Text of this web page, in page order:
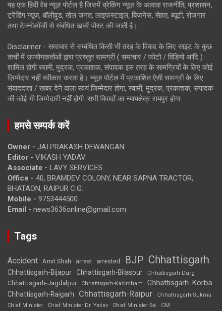
यह एक हिंदी वेब न्यूज़ पोर्टल है जिसमें ब्रेकिंग न्यूज़ के अलावा राजनीति, प्रशासन,
ट्रेंडिंग न्यूज, बॉलीवुड, खेल जगत, लाइफस्टाइल, बिजनेस, सेहत, ब्यूटी, रोजगार
तथा टेक्नोलॉजी से संबंधित खबरें पोस्ट की जाती है।
Disclaimer - समाचार से सम्बंधित किसी भी तरह के विवाद के लिए साइट के कुछ
तत्वों में उपयोगकर्ताओं द्वारा प्रस्तुत सामग्री ( समाचार / फोटो / विडियो आदि )
शामिल होगी स्वामी, मुद्रक, प्रकाशक, संपादक इस तरह के सामग्रियों के लिए कोई
ज़िम्मेदार नहीं स्वीकार करता है। न्यूज़ पोर्टल में प्रकाशित ऐसी सामग्री के लिए
संवाददाता / खबर देने वाला स्वयं जिम्मेदार होगा, स्वामी, मुद्रक, प्रकाशक, संपादक
की कोई भी जिम्मेदारी नहीं होगी. सभी विवादों का न्यायक्षेत्र रायपुर होगा
हमसे सम्पर्क करें
Owner - JAI PRAKASH DEWANGAN
Editor - VIKASH YADAV
Associate - LAVY SERVICES
Office - 40, BRAMDEV COLONY, NEAR SAPNA TRACTOR,
BHATAON, RAIPUR C.G.
Mobile - 9753444500
Email - news3636online@gmail.com
Tags
Accident Amit Shah arrest arrested BJP Chhattisgarh
Chhattisgarh-Bijapur Chhattisgarh-Bilaspur Chhattisgarh-Durg
Chhattisgarh-Jagdalpur Chhattisgarh-Kabirdham Chhattisgarh-Korba
Chhattisgarh-Raigarh Chhattisgarh-Raipur
Chhattisgarh-Sukma
Chief Minister
Chief Minister Dr. Yadav Chief Minister Sai CM